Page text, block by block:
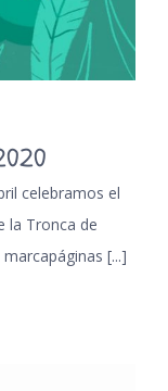
celebramos el
la Tronca de
[...]